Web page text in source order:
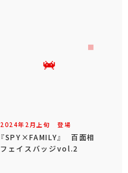
2024年 2 月 上旬 登場
『SPY×FAMILY』 百面相
フェイスバッジvol.2